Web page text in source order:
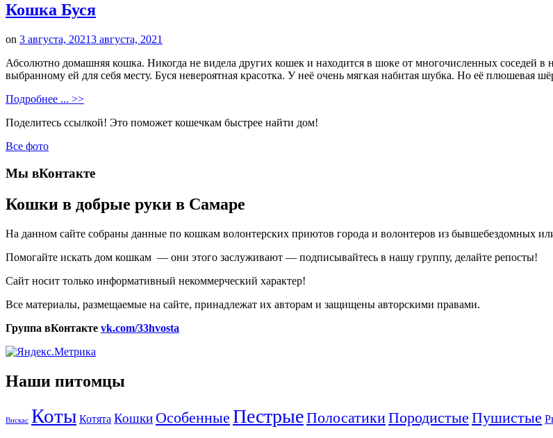
Кошка Буся
on 3 августа, 20213 августа, 2021
Абсолютно домашняя кошка. Никогда не видела других кошек и находится в шоке от многочисленных
выбранному ей для себя месту. Буся невероятная красотка. У неё очень мягкая набитая шубка. Но её плюшевая
Подробнее ... >>
Поделитесь ссылкой! Это поможет кошечкам быстрее найти дом!
Все фото
Мы вКонтакте
Кошки в добрые руки в Самаре
На данном сайте собраны данные по кошкам волонтерских приютов города и волонтеров из бывшебездомных
Помогайте искать дом кошкам — они этого заслуживают — подписывайтесь в нашу группу, делайте репосты!
Сайт носит только информативный некоммерческий характер!
Все материалы, размещаемые на сайте, принадлежат их авторам и защищены авторскими правами.
Группа вКонтакте vk.com/33hvosta
Наши питомцы
Вискас Коты Котята Кошки Особенные ПестрыеПолосатикиПородистые Пушистые